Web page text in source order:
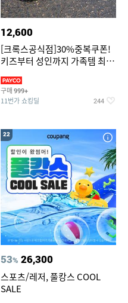
12,600
[크록스공식점]30%중복쿠폰!
키즈부터 성인까지 가족템 최대
구매 999+
11번가 쇼킹딜 244
22
53% 26,300
스포츠/레저, 풀캉스 COOL
SALE